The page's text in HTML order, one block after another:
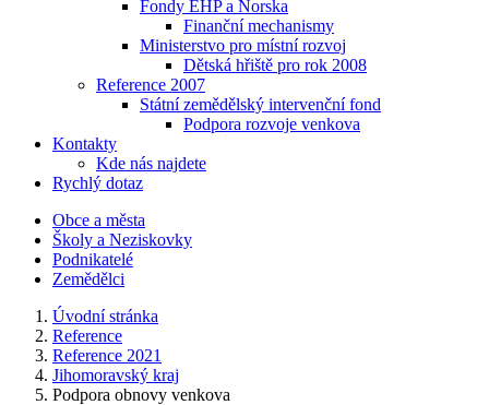
Fondy EHP a Norska
Finanční mechanismy
Ministerstvo pro místní rozvoj
Dětská hřiště pro rok 2008
Reference 2007
Státní zemědělský intervenční fond
Podpora rozvoje venkova
Kontakty
Kde nás najdete
Rychlý dotaz
Obce a města
Školy a Neziskovky
Podnikatelé
Zemědělci
Úvodní stránka
Reference
Reference 2021
Jihomoravský kraj
Podpora obnovy venkova